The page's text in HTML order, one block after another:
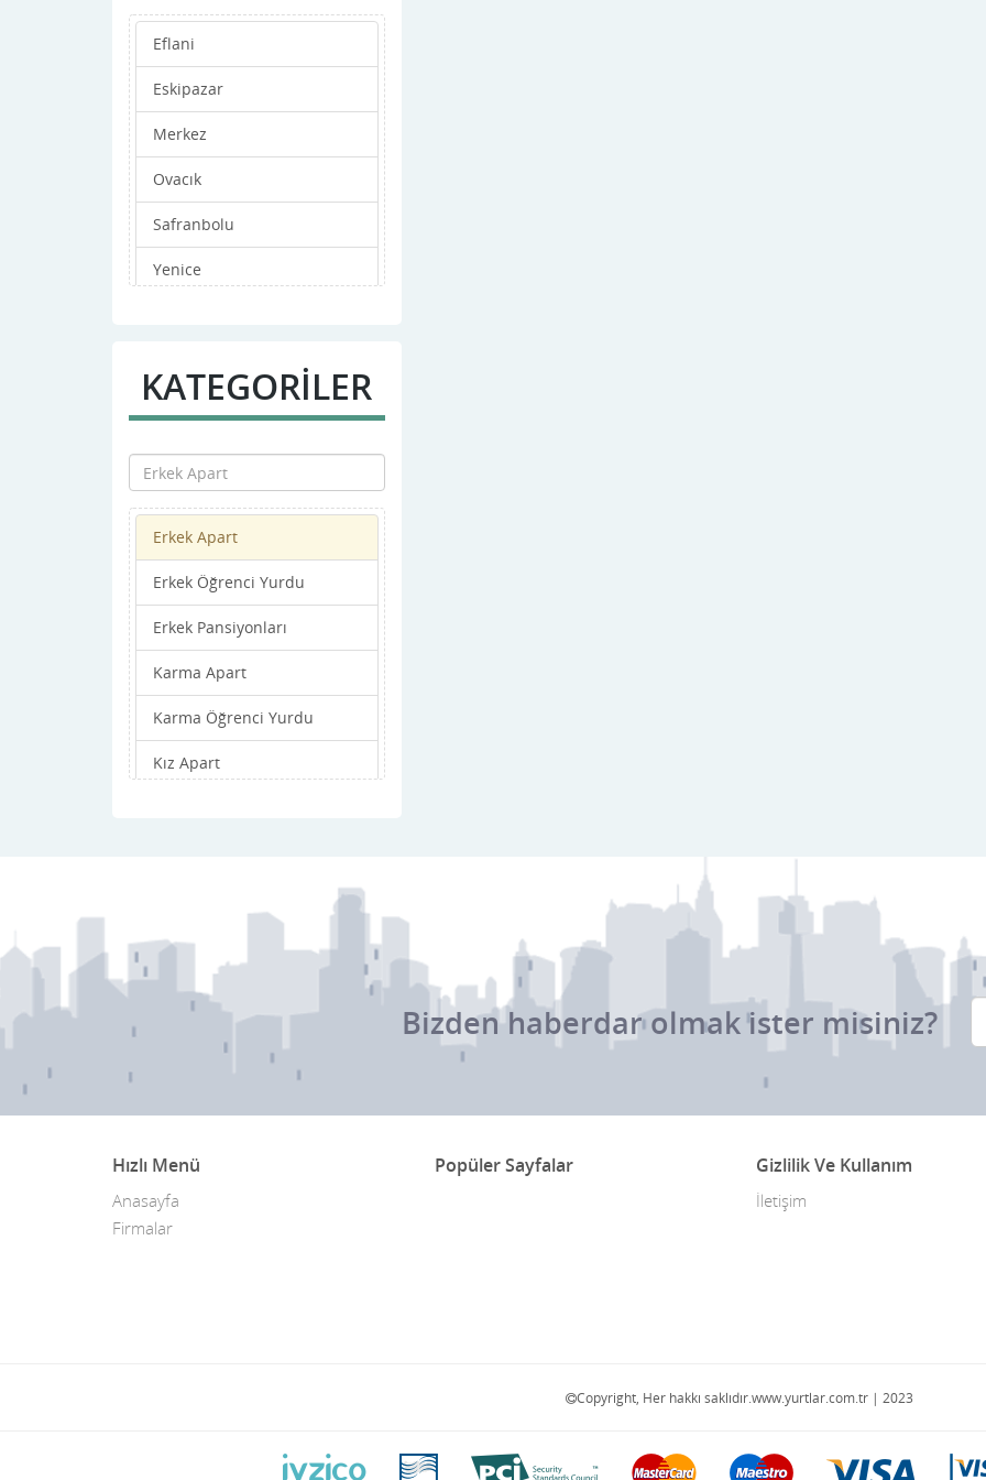
Eflani
Eskipazar
Merkez
Ovacık
Safranbolu
Yenice
KATEGORİLER
Erkek Apart
Erkek Öğrenci Yurdu
Erkek Pansiyonları
Karma Apart
Karma Öğrenci Yurdu
Kız Apart
Bizden haberdar olmak ister misiniz?
Hızlı Menü
Anasayfa
Firmalar
Popüler Sayfalar Gizlilik Ve Kullanım
İletişim
Copyright, Her hakkı saklıdır.www.yurtlar.com.tr | 2023